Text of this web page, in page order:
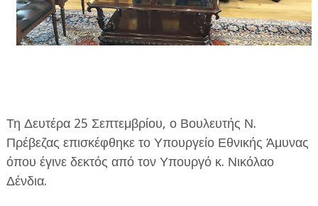
ΠΟΛΙΤΙΣΜΟΣ
ΠΕΡΙΒΑΛΛΟΝ
Τη Δευτέρα 25 Σεπτεμβρίου, ο Βουλευτής Ν.
Πρέβεζας επισκέφθηκε το Υπουργείο Εθνικής Άμυνας
όπου έγινε δεκτός από τον Υπουργό κ. Νικόλαο
Δένδια.